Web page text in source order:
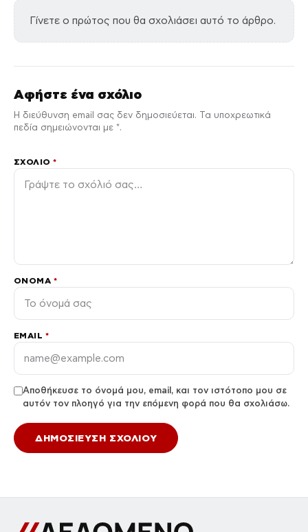
Γίνετε ο πρώτος που θα σχολιάσει αυτό το άρθρο.
Αφήστε ένα σχόλιο
Η διεύθυνση email σας δεν δημοσιεύεται. Τα υποχρεωτικά
πεδία σημειώνονται με *.
ΣΧΌΛΙΟ*
ΌΝΟΜΑ *
EMAIL *
Αποθήκευσε το όνομά μου, email, και τον ιστότοπο μου σε
αυτόν τον πλοηγό για την επόμενη φορά που θα σχολιάσω.